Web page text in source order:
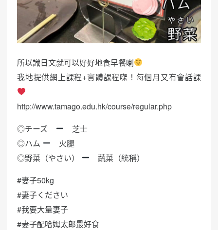
所以識日文就可以好好地食早餐喇
我地提供網上課程+實體課程㗎！每個月又有會話課
http://www.tamago.edu.hk/course/regular.php
◎チーズ
芝士
◎ハム
火腿
◎野菜（やさい）
蔬菜（統稱）
#妻子50kg
#妻子ください
#我要大量妻子
#妻子配哈姆太郎最好食